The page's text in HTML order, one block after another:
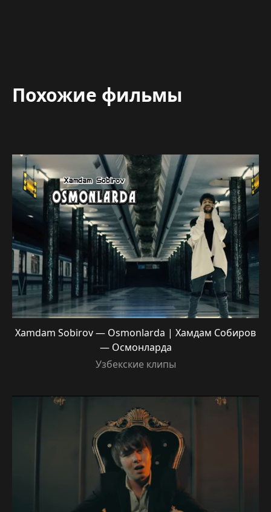
Похожие фильмы
Xamdam Sobirov — Osmonlarda | Хамдам Собиров
— Осмонларда
Узбекские клипы